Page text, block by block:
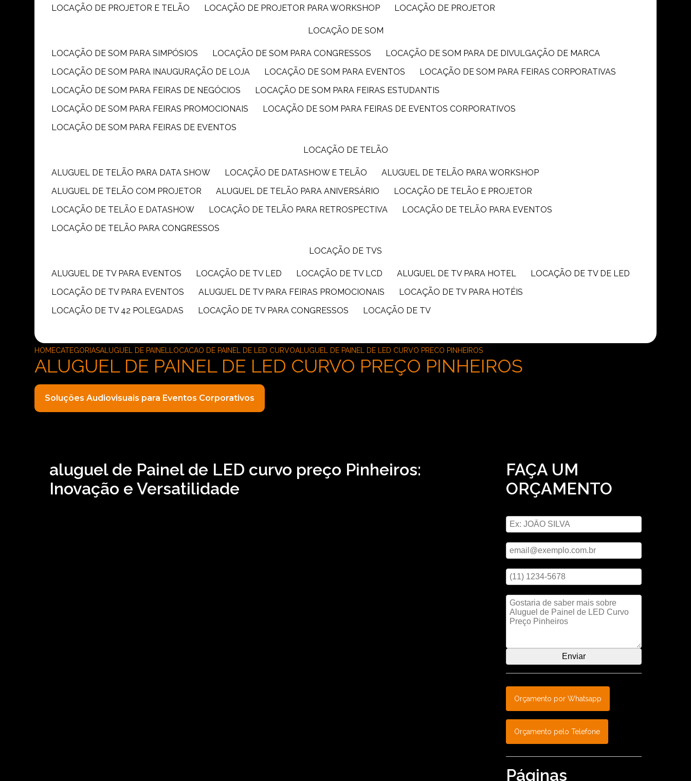
LOCAÇÃO DE PROJETOR E TELÃO
LOCAÇÃO DE PROJETOR PARA WORKSHOP LOCAÇÃO DE PROJETOR
LOCAÇÃO DE SOM
LOCAÇÃO DE SOM PARA SIMPÓSIOS LOCAÇÃO DE SOM PARA CONGRESSOS
LOCAÇÃO DE SOM PARA DE DIVULGAÇÃO DE MARCA
LOCAÇÃO DE SOM PARA INAUGURAÇÃO DE LOJA
LOCAÇÃO DE SOM PARA EVENTOS
LOCAÇÃO DE SOM PARA FEIRAS CORPORATIVAS
LOCAÇÃO DE SOM PARA FEIRAS DE NEGÓCIOS
LOCAÇÃO DE SOM PARA FEIRAS ESTUDANTIS
LOCAÇÃO DE SOM PARA FEIRAS PROMOCIONAIS
LOCAÇÃO DE SOM PARA FEIRAS DE EVENTOS CORPORATIVOS
LOCAÇÃO DE SOM PARA FEIRAS DE EVENTOS
LOCAÇÃO DE TELÃO
ALUGUEL DE TELÃO PARA DATA SHOW LOCAÇÃO DE DATASHOW E TELÃO
ALUGUEL DE TELÃO PARA WORKSHOP
ALUGUEL DE TELÃO COM PROJETOR
ALUGUEL DE TELÃO PARA ANIVERSÁRIO
LOCAÇÃO DE TELÃO E PROJETOR
LOCAÇÃO DE TELÃO E DATASHOW
LOCAÇÃO DE TELÃO PARA RETROSPECTIVA
LOCAÇÃO DE TELÃO PARA EVENTOS
LOCAÇÃO DE TELÃO PARA CONGRESSOS
LOCAÇÃO DE TVS
ALUGUEL DE TV PARA EVENTOS LOCAÇÃO DE TV LED LOCAÇÃO DE TV LCD ALUGUEL DE TV PARA HOTEL
LOCAÇÃO DE TV DE LED
LOCAÇÃO DE TV PARA EVENTOS
ALUGUEL DE TV PARA FEIRAS PROMOCIONAIS
LOCAÇÃO DE TV PARA HOTÉIS
LOCAÇÃO DE TV 42 POLEGADAS
LOCAÇÃO DE TV PARA CONGRESSOS LOCAÇÃO DE TV
HOMECATEGORIASALUGUEL DE PAINEL LOCACAO DE PAINEL DE LED CURVOALUGUEL DE PAINEL DE LED CURVO PRECO PINHEIROS
ALUGUEL DE PAINEL DE LED CURVO PREÇO PINHEIROS
Soluções Audiovisuais para Eventos Corporativos
aluguel de Painel de LED curvo preço Pinheiros:
Inovação e Versatilidade
FAÇA UM
ORÇAMENTO
Orçamento por Whatsapp
Orçamento pelo Telefone
Páginas